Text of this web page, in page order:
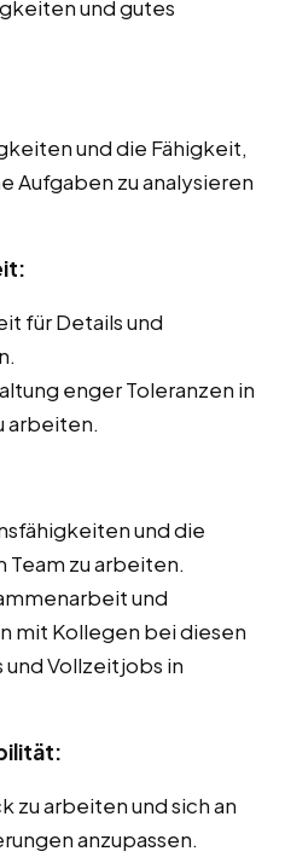
und gutes
und die Fähigkeit,
Aufgaben zu analysieren
für Details und
enger Toleranzen in
arbeiten.
und die
zu arbeiten.
und
mit Kollegen bei diesen
Vollzeitjobs in
zu arbeiten und sich an
anzupassen.